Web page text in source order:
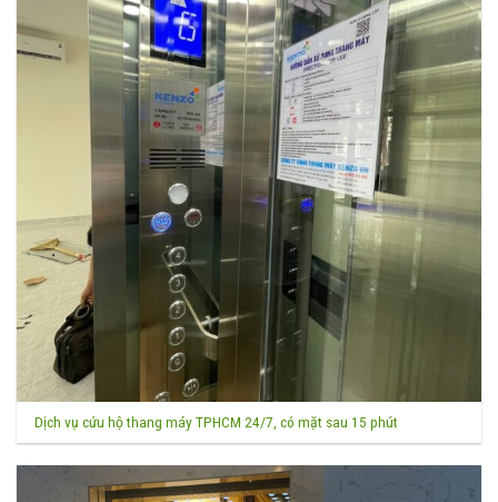
Dịch vụ cứu hộ thang máy TPHCM 24/7, có mặt sau 15 phút